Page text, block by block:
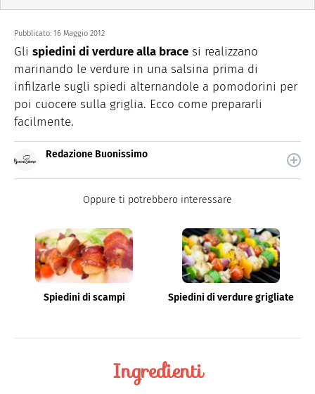
Pubblicato: 16 Maggio 2012
Gli spiedini di verdure alla brace si realizzano
marinando le verdure in una salsina prima di
infilzarle sugli spiedi alternandole a pomodorini per
poi cuocere sulla griglia. Ecco come prepararli
facilmente.
Redazione Buonissimo
quale trovi idee veloci, facili e spiegate passo passo.
Oppure ti potrebbero interessare
Spiedini di scampi Spiedini di verdure grigliate
Ingredienti